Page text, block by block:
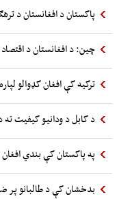
پاکستان د افغانستان د
چین: د افغانستان د
ترکیه کې افغان کډوالو
د کابل د ودانیو کیفیت ته
په پاکستان کې بندي
بدخشان کې د طالبانو